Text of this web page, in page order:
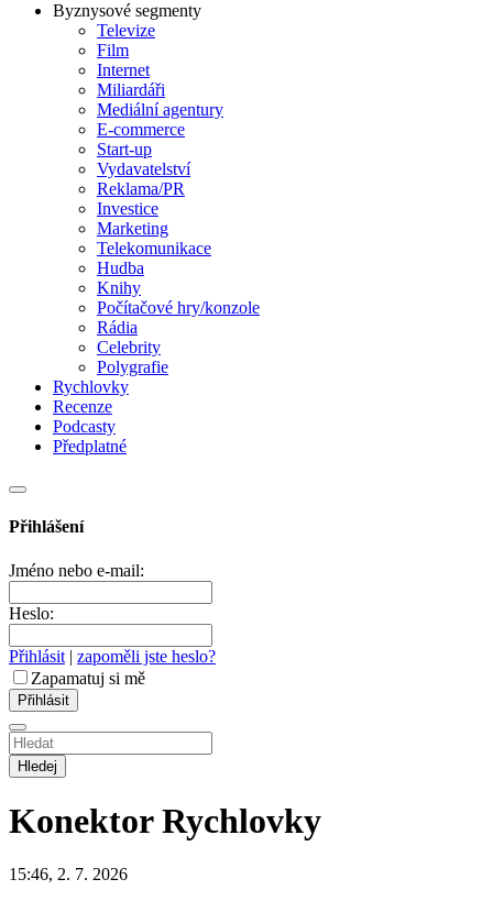
Byznysové segmenty
Televize
Film
Internet
Miliardáři
Mediální agentury
E-commerce
Start-up
Vydavatelství
Reklama/PR
Investice
Marketing
Telekomunikace
Hudba
Knihy
Počítačové hry/konzole
Rádia
Celebrity
Polygrafie
Rychlovky
Recenze
Podcasty
Předplatné
Přihlášení
Jméno nebo e-mail:
Heslo:
Přihlásit | zapoměli jste heslo?
Zapamatuj si mě
Hledej
Konektor Rychlovky
15:46, 2. 7. 2026